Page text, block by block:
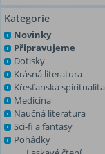
Kategorie
Novinky
Připravujeme
Dotisky
Krásná literatura
Křesťanská spiritualita
Medicína
Naučná literatura
Sci-fi a fantasy
Pohádky